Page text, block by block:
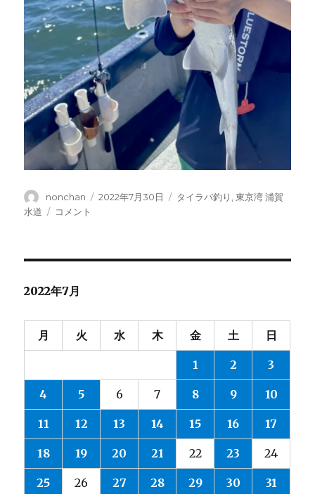
投
稿
nonchan
投
2022年7月30日
カ
タイラバ釣り ,東京湾 浦賀
水道
タ
2022.7.30
に
コメント
2022年7月
月 火 水 木 金 土 日
1 2 3
4 5 6 7 8 9 10
11 12 13 14 15 16 17
18 19 20 21 22 23 24
25 26 27 28 29 30 31